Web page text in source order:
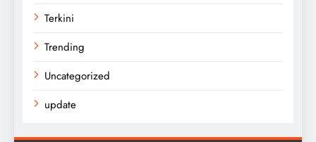
Terkini
Trending
Uncategorized
update